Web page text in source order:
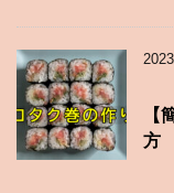
【
方